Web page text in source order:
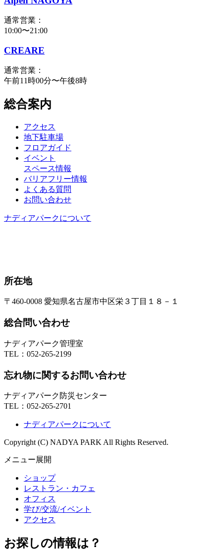
通常営業：
10:00〜21:00
CREARE
通常営業：
午前11時00分〜午後8時
総合案内
アクセス
地下駐車場
フロアガイド
イベント
スペース情報
バリアフリー情報
よくある質問
お問い合わせ
ナディアパークについて
所在地
〒460-0008 愛知県名古屋市中区栄３丁目１８－１
総合問い合わせ
ナディアパーク管理室
TEL： 052-265-2199
忘れ物に関するお問い合わせ
ナディアパーク防災センター
TEL： 052-265-2701
ナディアパークについて
Copyright (C) NADYA PARK All Rights Reserved.
メニュー展開
ショップ
レストラン・カフェ
オフィス
学び/交流/イベント
アクセス
お探しの情報は？